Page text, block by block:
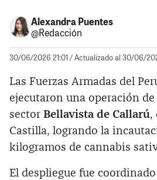
Alexandra Puentes
@Redacción
30/06/2026 21:01 / Actualizado al 30/06/
Las Fuerzas Armadas del
ejecutaron una operación
sector Bellavista de Callarú,
Castilla, logrando la
kilogramos de cannabis
El despliegue fue